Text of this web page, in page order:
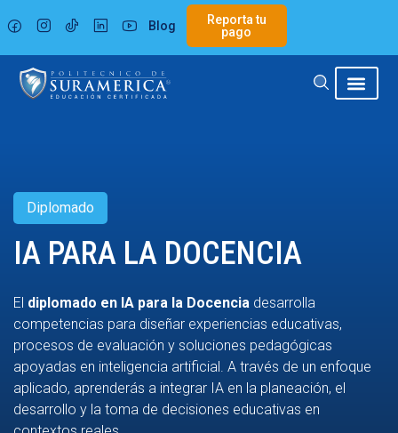
al
contenido
Blog
Reporta tu
pago
Diplomado
IA PARA LA DOCENCIA
El diplomado en IA para la Docencia desarrolla
competencias para diseñar experiencias educativas,
procesos de evaluación y soluciones pedagógicas
apoyadas en inteligencia artificial. A través de un enfoque
aplicado, aprenderás a integrar IA en la planeación, el
desarrollo y la toma de decisiones educativas en